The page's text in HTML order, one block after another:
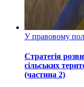
У правовому
Стратегія
сільських
(частина 2)